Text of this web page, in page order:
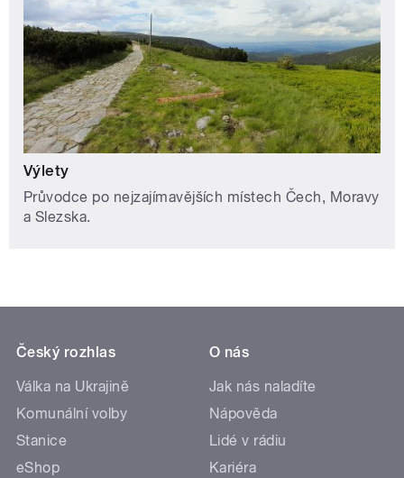
Výlety
Průvodce po nejzajímavějších místech Čech, Moravy
a Slezska.
Český rozhlas
Válka na Ukrajině
Komunální volby
Stanice
eShop
O nás
Jak nás naladíte
Nápověda
Lidé v rádiu
Kariéra